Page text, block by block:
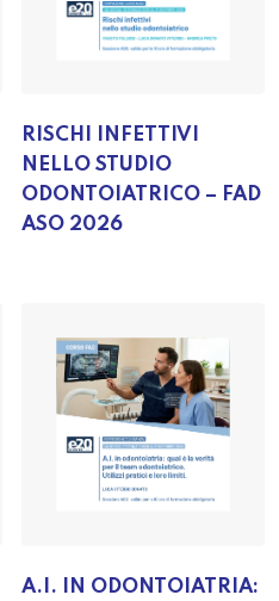
RISCHI INFETTIVI
NELLO STUDIO
ODONTOIATRICO – FAD
ASO 2026
A.I. IN ODONTOIATRIA: